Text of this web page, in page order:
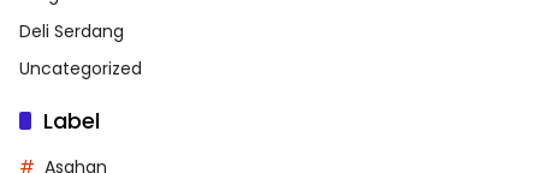
Deli Serdang
Uncategorized
Label
Asahan